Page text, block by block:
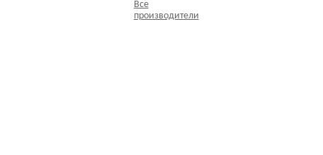
Все
производители